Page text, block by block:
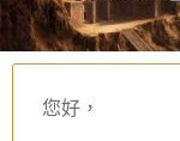
您好，